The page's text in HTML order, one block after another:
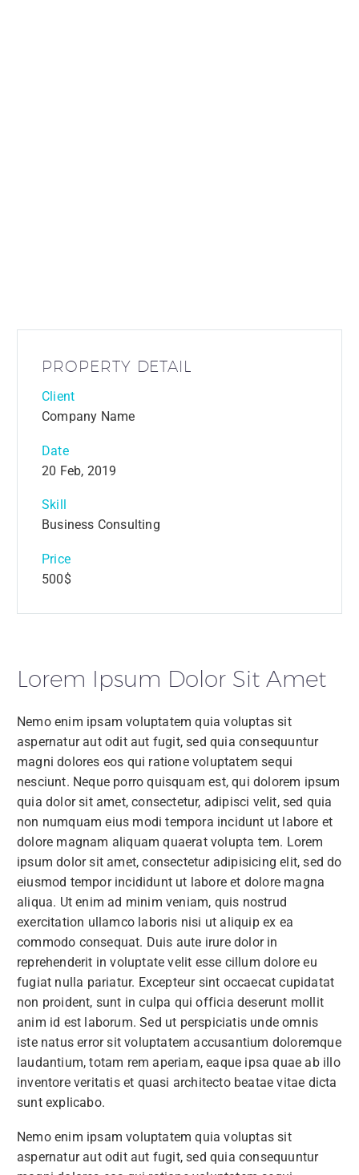
PROPERTY DETAIL
Client
Company Name
Date
20 Feb, 2019
Skill
Business Consulting
Price
500$
Lorem Ipsum Dolor Sit Amet
Nemo enim ipsam voluptatem quia voluptas sit
aspernatur aut odit aut fugit, sed quia consequuntur
magni dolores eos qui ratione voluptatem sequi
nesciunt. Neque porro quisquam est, qui dolorem ipsum
quia dolor sit amet, consectetur, adipisci velit, sed quia
non numquam eius modi tempora incidunt ut labore et
dolore magnam aliquam quaerat volupta tem. Lorem
ipsum dolor sit amet, consectetur adipisicing elit, sed do
eiusmod tempor incididunt ut labore et dolore magna
aliqua. Ut enim ad minim veniam, quis nostrud
exercitation ullamco laboris nisi ut aliquip ex ea
commodo consequat. Duis aute irure dolor in
reprehenderit in voluptate velit esse cillum dolore eu
fugiat nulla pariatur. Excepteur sint occaecat cupidatat
non proident, sunt in culpa qui officia deserunt mollit
anim id est laborum. Sed ut perspiciatis unde omnis
iste natus error sit voluptatem accusantium doloremque
laudantium, totam rem aperiam, eaque ipsa quae ab illo
inventore veritatis et quasi architecto beatae vitae dicta
sunt explicabo.
Nemo enim ipsam voluptatem quia voluptas sit
aspernatur aut odit aut fugit, sed quia consequuntur